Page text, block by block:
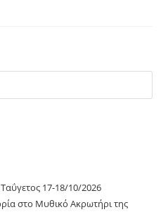
17-18/10/2026
στο Μυθικό Ακρωτήρι της